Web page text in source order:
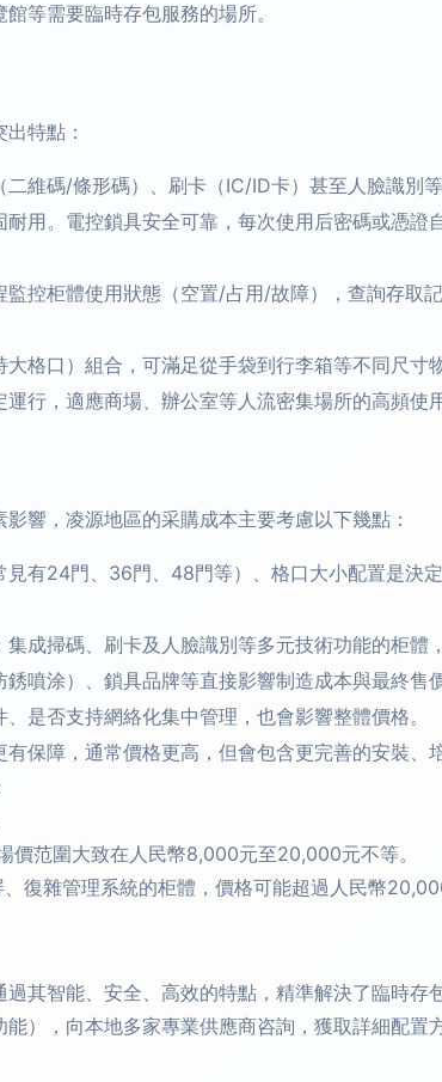
等需要臨時存包服務的場所。
特點：
維碼/條形碼）、刷卡（IC/ID卡）甚至人臉識別
用。電控鎖具安全可靠，每次使用后密碼或憑
監控柜體使用狀態（空置/占用/故障），查詢存取
格口）組合，可滿足從手袋到行李箱等不同尺寸
行，適應商場、辦公室等人流密集場所的高頻使
響，凌源地區的采購成本主要考慮以下幾點：
見有24門、36門、48門等）、格口大小配置是決
集成掃碼、刷卡及人臉識別等多元技術功能的柜體
噴涂）、鎖具品牌等直接影響制造成本與最終售價
是否支持網絡化集中管理，也會影響整體價格。
保障，通常價格更高，但會包含更完善的安裝、
范圍大致在人民幣8,000元至20,000元不等。
復雜管理系統的柜體，價格可能超過人民幣
其智能、安全、高效的特點，精準解決了臨時
），向本地多家專業供應商咨詢，獲取詳細配